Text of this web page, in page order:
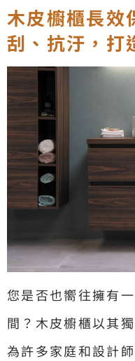
木皮櫥櫃長效
刮、抗汙，打
您是否也嚮往擁有
間？木皮櫥櫃以其
為許多家庭和設計